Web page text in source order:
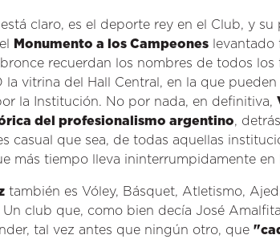
claro, es el deporte rey en el Club, y
Monumento a los Campeones levantado
recuerdan los nombres de todos
la vitrina del Hall Central, en la que
la Institución. No por nada, en definitiva,
del profesionalismo argentino,
casual que sea, de todas aquellas
más tiempo lleva ininterrumpidamente
también es Vóley, Básquet, Atletismo,
Un club que, como bien decía José
tal vez antes que ningún otro, que